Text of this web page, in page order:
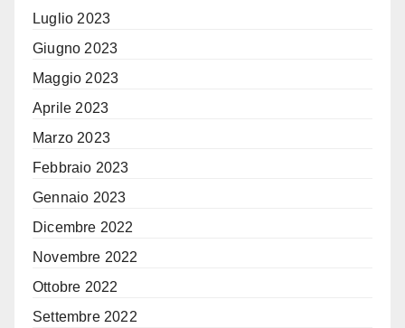
Luglio 2023
Giugno 2023
Maggio 2023
Aprile 2023
Marzo 2023
Febbraio 2023
Gennaio 2023
Dicembre 2022
Novembre 2022
Ottobre 2022
Settembre 2022